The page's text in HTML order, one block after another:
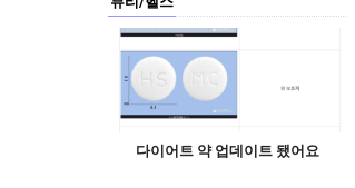
다이어트 약 업데이트 됐어요